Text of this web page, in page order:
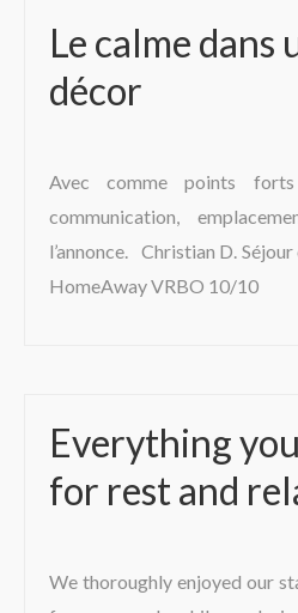
Le calme dans
décor
Avec comme points
communication,
l’annonce. Christian D.
HomeAway VRBO 10/10
Everything
for rest and
We thoroughly enjoyed our